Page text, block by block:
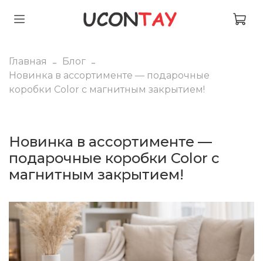
Главная
Блог
Новинка в ассортименте — подарочные
коробки Color с магнитным закрытием!
Новинка в ассортименте —
подарочные коробки Color с
магнитным закрытием!